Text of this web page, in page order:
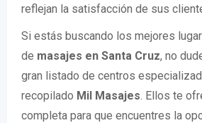
reflejan la satisfacción de sus
Si estás buscando los mejores
de masajes en Santa Cruz, no
gran listado de centros
recopilado Mil Masajes . Ellos te
completa para que encuentres la